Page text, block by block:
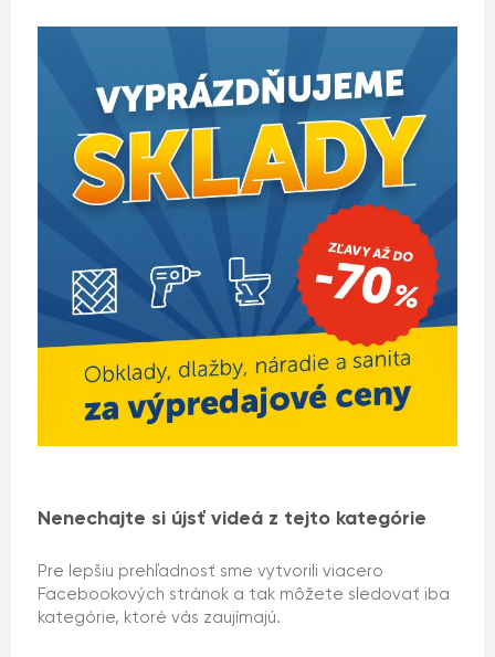
Nenechajte si újsť videá z tejto kategórie
Pre lepšiu prehľadnosť sme vytvorili viacero
Facebookových stránok a tak môžete sledovať iba
kategórie, ktoré vás zaujímajú.